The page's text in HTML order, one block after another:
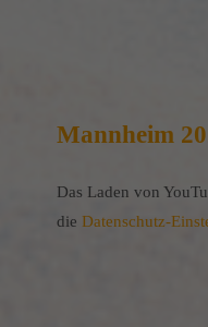
Mannheim
Das Laden von
die Datenschutz-